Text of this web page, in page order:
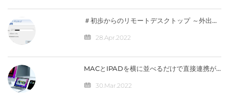
＃初歩からのリモートデスクトップ ～外出先
28.Apr.2022
MACとIPADを横に並べるだけで直接連携が
仕組みとは？
30.Mar.2022